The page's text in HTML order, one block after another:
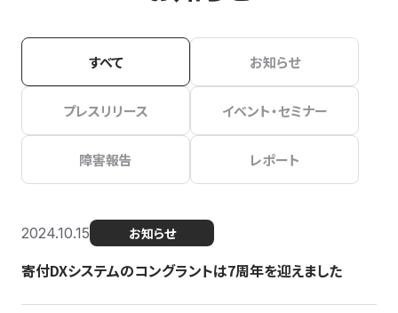
すべて お知らせ
プレスリリース イベント・セミナー
障害報告 レポート
2024.10.15 お知らせ
寄付DXシステムのコングラントは7周年を迎えました